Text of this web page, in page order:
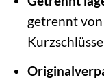
getrennt